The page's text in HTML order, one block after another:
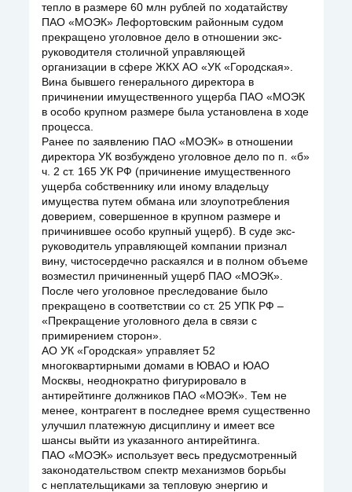
тепло в размере 60 млн рублей по ходатайству
ПАО «МОЭК» Лефортовским районным судом
прекращено уголовное дело в отношении экс-
руководителя столичной управляющей
организации в сфере ЖКХ АО «УК «Городская».
Вина бывшего генерального директора в
причинении имущественного ущерба ПАО «МОЭК
в особо крупном размере была установлена в ходе
процесса.
Ранее по заявлению ПАО «МОЭК» в отношении
директора УК возбуждено уголовное дело по п. «б»
ч. 2 ст. 165 УК РФ (причинение имущественного
ущерба собственнику или иному владельцу
имущества путем обмана или злоупотребления
доверием, совершенное в крупном размере и
причинившее особо крупный ущерб). В суде экс-
руководитель управляющей компании признал
вину, чистосердечно раскаялся и в полном объеме
возместил причиненный ущерб ПАО «МОЭК».
После чего уголовное преследование было
прекращено в соответствии со ст. 25 УПК РФ –
«Прекращение уголовного дела в связи с
примирением сторон».
АО УК «Городская» управляет 52
многоквартирными домами в ЮВАО и ЮАО
Москвы, неоднократно фигурировало в
антирейтинге должников ПАО «МОЭК». Тем не
менее, контрагент в последнее время существенно
улучшил платежную дисциплину и имеет все
шансы выйти из указанного антирейтинга.
ПАО «МОЭК» использует весь предусмотренный
законодательством спектр механизмов борьбы
с неплательщиками за тепловую энергию и